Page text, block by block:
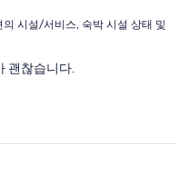
시설/서비스, 숙박 시설 상태 및
괜찮습니다.